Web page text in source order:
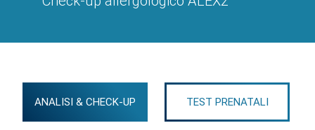
ANALISI & CHECK-UP TEST PRENATALI